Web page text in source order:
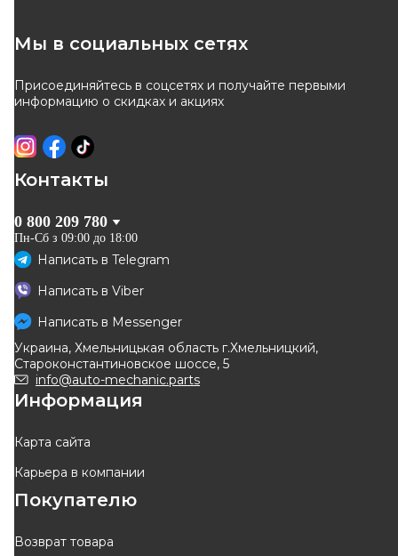
Мы в социальных сетях
Присоединяйтесь в соцсетях и получайте первыми
информацию о скидках и акциях
Контакты
0 800 209 780
Пн-Сб з 09:00 до 18:00
Написать в Telegram
Написать в Viber
Написать в Messenger
Украина, Хмельницькая область г.Хмельницкий,
Староконстантиновское шоссе, 5
info@auto-mechanic.parts
Информация
Карта сайта
Карьера в компании
Покупателю
Возврат товара